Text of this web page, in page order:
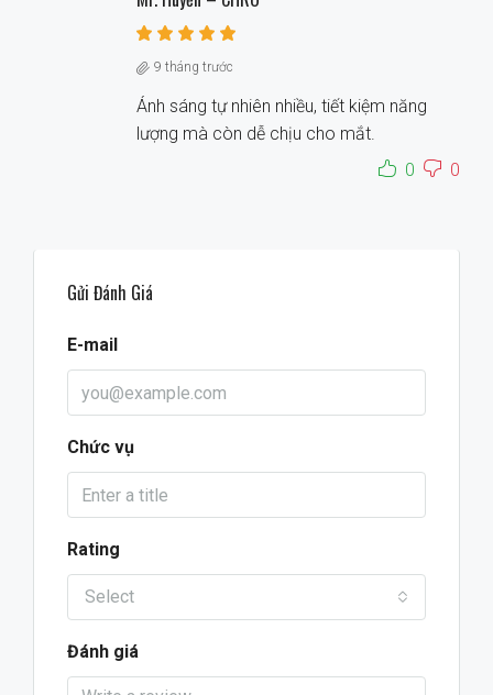
9 tháng trước
Ánh sáng tự nhiên nhiều, tiết kiệm năng
lượng mà còn dễ chịu cho mắt.
0
0
Gửi Đánh Giá
E-mail
Chức vụ
Rating
Select
Đánh giá